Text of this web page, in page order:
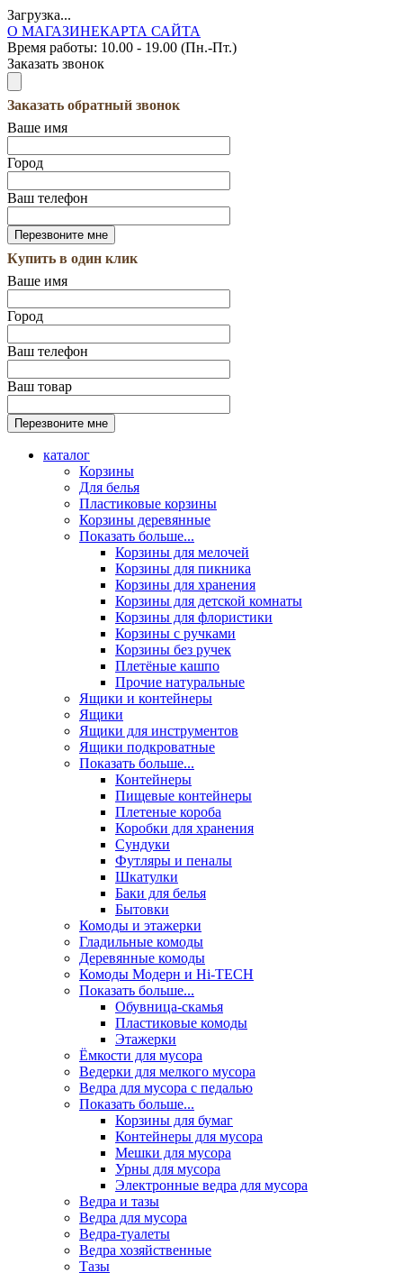
Загрузка...
О МАГАЗИНЕКАРТА САЙТА
Время работы: 10.00 - 19.00 (Пн.-Пт.)
Заказать звонок
Заказать обратный звонок
Ваше имя
Город
Ваш телефон
Купить в один клик
Ваше имя
Город
Ваш телефон
Ваш товар
каталог
Корзины
Для белья
Пластиковые корзины
Корзины деревянные
Показать больше...
Корзины для мелочей
Корзины для пикника
Корзины для хранения
Корзины для детской комнаты
Корзины для флористики
Корзины с ручками
Корзины без ручек
Плетёные кашпо
Прочие натуральные
Ящики и контейнеры
Ящики
Ящики для инструментов
Ящики подкроватные
Показать больше...
Контейнеры
Пищевые контейнеры
Плетеные короба
Коробки для хранения
Сундуки
Футляры и пеналы
Шкатулки
Баки для белья
Бытовки
Комоды и этажерки
Гладильные комоды
Деревянные комоды
Комоды Модерн и Hi-TECH
Показать больше...
Обувница-скамья
Пластиковые комоды
Этажерки
Ёмкости для мусора
Ведерки для мелкого мусора
Ведра для мусора с педалью
Показать больше...
Корзины для бумаг
Контейнеры для мусора
Мешки для мусора
Урны для мусора
Электронные ведра для мусора
Ведра и тазы
Ведра для мусора
Ведра-туалеты
Ведра хозяйственные
Тазы